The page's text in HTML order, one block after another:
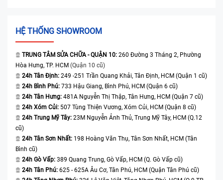
HỆ THỐNG SHOWROOM
TRUNG TÂM SỬA CHỮA - QUẬN 10: 260 Đường 3 Tháng 2, Phường
Hòa Hưng, TP. HCM (Quận 10 cũ)
24h Tân Định: 249 -251 Trần Quang Khải, Tân Định, HCM (Quận 1 cũ)
24h Bình Phú: 733 Hậu Giang, Bình Phú, HCM (Quận 6 cũ)
24h Tân Hưng: 481A Nguyễn Thị Thập, Tân Hưng, HCM (Quận 7 cũ)
24h Xóm Củi: 507 Tùng Thiện Vương, Xóm Củi, HCM (Quận 8 cũ)
24h Trung Mỹ Tây: 23M Nguyễn Ảnh Thủ, Trung Mỹ Tây, HCM (Q.12
cũ)
24h Tân Sơn Nhất: 198 Hoàng Văn Thụ, Tân Sơn Nhất, HCM (Tân
Bình cũ)
24h Gò Vấp: 389 Quang Trung, Gò Vấp, HCM (Q. Gò Vấp cũ)
24h Tân Phú: 625 - 625A Âu Cơ, Tân Phú, HCM (Quận Tân Phú cũ)